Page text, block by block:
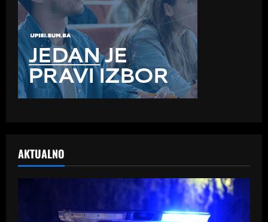
AKTUALNO